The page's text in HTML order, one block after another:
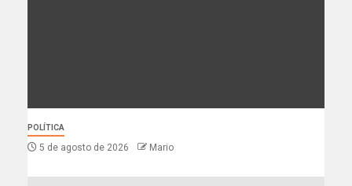
POLÍTICA
5 de agosto de 2026 Mario